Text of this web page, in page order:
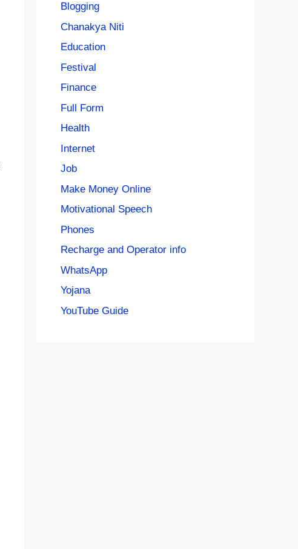
Blogging
Chanakya Niti
Education
Festival
Finance
Full Form
Health
Internet
Job
Make Money Online
Motivational Speech
Phones
Recharge and Operator info
WhatsApp
Yojana
YouTube Guide